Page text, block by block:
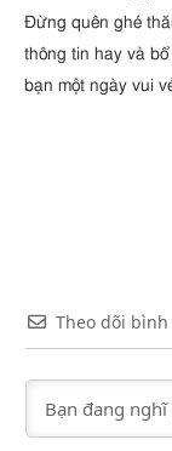
Đừng quên ghé
thông tin hay và
bạn một ngày vui
Theo dõi